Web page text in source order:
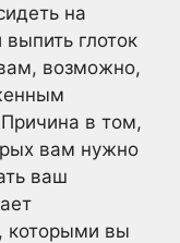
на
глоток
возможно,
в том,
вам нужно
ваш
которыми вы